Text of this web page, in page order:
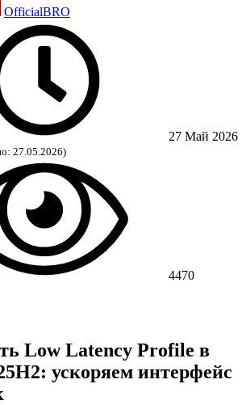
OfficialBRO
27 Май 2026
27.05.2026)
4470
Low Latency Profile в
ускоряем интерфейс